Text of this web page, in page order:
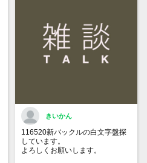
きいかん
116520新バックルの白文字盤探
しています。
よろしくお願いします。